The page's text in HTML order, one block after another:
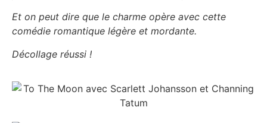
Et on peut dire que le charme opère avec cette
comédie romantique légère et mordante.
Décollage réussi !